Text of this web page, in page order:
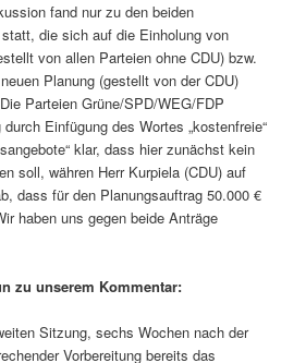
fand nur zu den beiden
die sich auf die Einholung von
von allen Parteien ohne CDU) bzw.
Planung (gestellt von der CDU)
Parteien Grüne/SPD/WEG/FDP
Einfügung des Wortes „kostenfreie“
klar, dass hier zunächst kein
soll, währen Herr Kurpiela (CDU) auf
dass für den Planungsauftrag 50.000 €
haben uns gegen beide Anträge
zu unserem Kommentar:
Sitzung, sechs Wochen nach der
Vorbereitung bereits das